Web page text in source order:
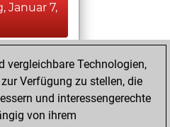
Januar 7,
MyMoves
26,
vergleichbare Technologien,
Verfügung zu stellen, die
und interessengerechte
von ihrem